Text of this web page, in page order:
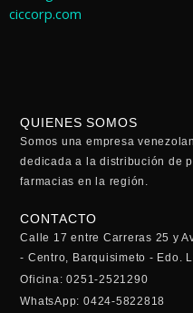
QUIENES SOMOS
Somos una empresa
dedicada a la distribución de
farmacias en la región.
CONTACTO
Calle 17 entre Carreras 25 y
- Centro, Barquisimeto - Edo.
Oficina: 0251-2521290
WhatsApp: 0424-5822818